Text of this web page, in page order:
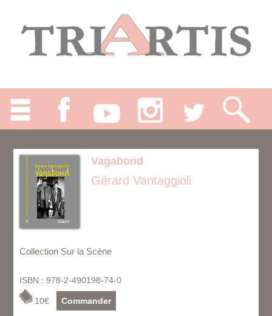
Vagabond
Gérard Vantaggioli
Collection Sur la Scène
ISBN : 978-2-490198-74-0
10€ Commander